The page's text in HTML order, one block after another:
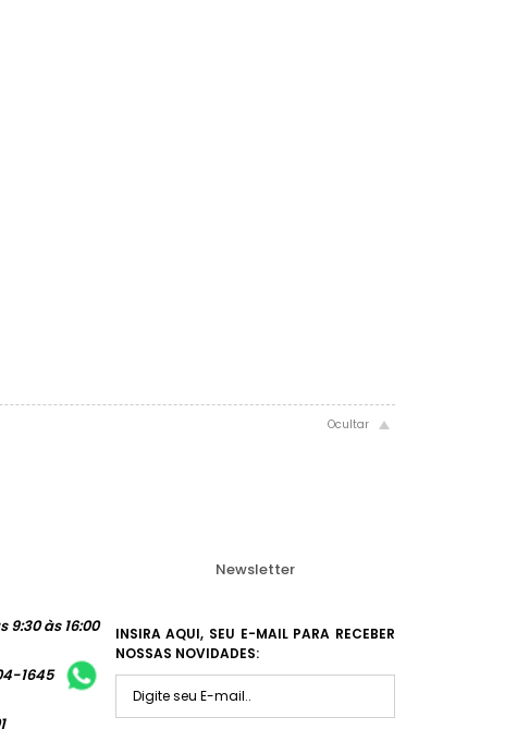
9:30 às 16:00
1645
Newsletter
INSIRA AQUI, SEU E-MAIL PARA RECEBER
NOSSAS NOVIDADES: